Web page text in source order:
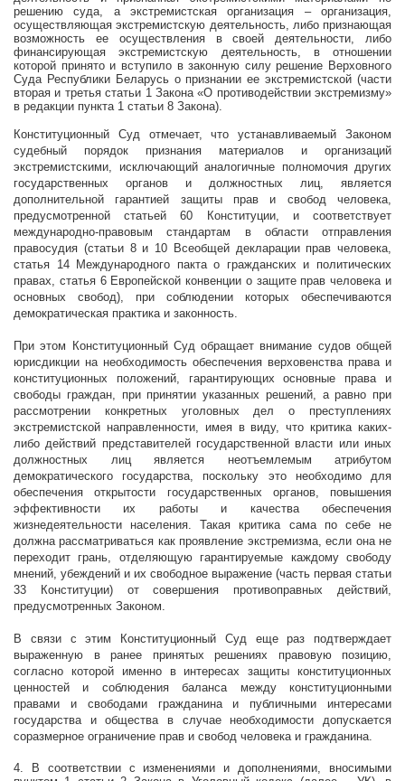
решению суда, а экстремистская организация – организация,
осуществляющая экстремистскую деятельность, либо признающая
возможность ее осуществления в своей деятельности, либо
финансирующая экстремистскую деятельность, в отношении
которой принято и вступило в законную силу решение Верховного
Суда Республики Беларусь о признании ее экстремистской (части
вторая и третья статьи 1 Закона «О противодействии экстремизму»
в редакции пункта 1 статьи 8 Закона).
Конституционный Суд отмечает, что устанавливаемый Законом
судебный порядок признания материалов и организаций
экстремистскими, исключающий аналогичные полномочия других
государственных органов и должностных лиц, является
дополнительной гарантией защиты прав и свобод человека,
предусмотренной статьей 60 Конституции, и соответствует
международно-правовым стандартам в области отправления
правосудия (статьи 8 и 10 Всеобщей декларации прав человека,
статья 14 Международного пакта о гражданских и политических
правах, статья 6 Европейской конвенции о защите прав человека и
основных свобод), при соблюдении которых обеспечиваются
демократическая практика и законность.
При этом Конституционный Суд обращает внимание судов общей
юрисдикции на необходимость обеспечения верховенства права и
конституционных положений, гарантирующих основные права и
свободы граждан, при принятии указанных решений, а равно при
рассмотрении конкретных уголовных дел о преступлениях
экстремистской направленности, имея в виду, что критика каких-
либо действий представителей государственной власти или иных
должностных лиц является неотъемлемым атрибутом
демократического государства, поскольку это необходимо для
обеспеченияоткрытости государственных органов, повышения
эффективности их работы и качества обеспечения
жизнедеятельности населения. Такая критика сама по себе не
должна рассматриваться как проявление экстремизма, если она не
переходит грань, отделяющую гарантируемые каждому свободу
мнений, убеждений и их свободное выражение (часть первая статьи
33 Конституции) от совершения противоправных действий,
предусмотренных Законом.
В связи с этим Конституционный Суд еще раз подтверждает
выраженную в ранее принятых решениях правовую позицию,
согласно которой именно в интересах защиты конституционных
ценностей и соблюдения баланса между конституционными
правами и свободами гражданина и публичными интересами
государства и общества в случае необходимости допускается
соразмерное ограничение прав и свобод человека и гражданина.
4. В соответствии с изменениями и дополнениями, вносимыми